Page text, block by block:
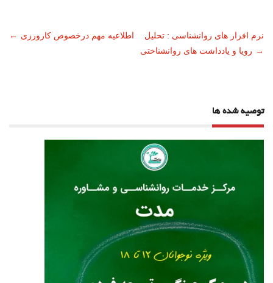
ناوبری
نوشته
← اطلاعیه مهم درخصوص کارورزی
نرم افزار های روانشناسی : تحلیل
رویا و یادداشت های روانشناختی →
توصیه شده ها